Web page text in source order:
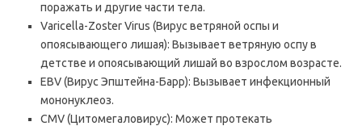
поражать и другие части тела.
Varicella-Zoster Virus (Вирус ветряной оспы и
опоясывающего лишая): Вызывает ветряную оспу в
детстве и опоясывающий лишай во взрослом возрасте.
EBV (Вирус Эпштейна-Барр): Вызывает инфекционный
мононуклеоз.
CMV (Цитомегаловирус): Может протекать